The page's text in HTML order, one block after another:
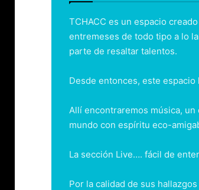
TCHACC es un espacio
entremeses de todo tipo a lo
parte de resaltar talentos.
Desde entonces, este
Allí encontraremos música,
mundo con espíritu eco-
La sección Live…. fácil de
Por la calidad de sus